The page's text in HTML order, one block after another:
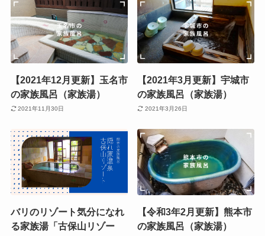
【2021年12月更新】玉名市
の家族風呂（家族湯）
2021年11月30日
【2021年3月更新】宇城市
の家族風呂（家族湯）
2021年3月26日
バリのリゾート気分になれ
る家族湯「古保山リゾー
【令和3年2月更新】熊本市
の家族風呂（家族湯）